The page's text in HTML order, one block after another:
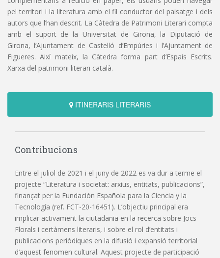
pel territori i la literatura amb el fil conductor del paisatge i dels
autors que l’han descrit. La Càtedra de Patrimoni Literari compta
amb el suport de la Universitat de Girona, la Diputació de
Girona, l’Ajuntament de Castelló d’Empúries i l’Ajuntament de
Figueres. Així mateix, la Càtedra forma part d’Espais Escrits.
Xarxa del patrimoni literari català.
ITINERARIS LITERARIS
Contribucions
Entre el juliol de 2021 i el juny de 2022 es va dur a terme el
projecte “Literatura i societat: arxius, entitats, publicacions”,
finançat per la Fundación Española para la Ciencia y la
Tecnología (ref. FCT-20-16451). L’objectiu principal era
implicar activament la ciutadania en la recerca sobre Jocs
Florals i certàmens literaris, i sobre el rol d’entitats i
publicacions periòdiques en la difusió i expansió territorial
d’aquest fenomen cultural. Aquest projecte de participació